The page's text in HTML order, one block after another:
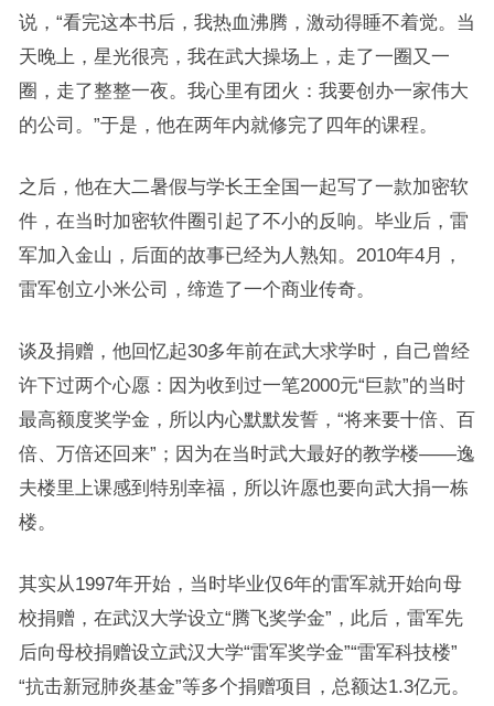
说，“看完这本书后，我热血沸腾，激动得睡不着觉。当
天晚上，星光很亮，我在武大操场上，走了一圈又一
圈，走了整整一夜。我心里有团火：我要创办一家伟大
的公司。”于是，他在两年内就修完了四年的课程。
之后，他在大二暑假与学长王全国一起写了一款加密软
件，在当时加密软件圈引起了不小的反响。毕业后，雷
军加入金山，后面的故事已经为人熟知。2010年4月，
雷军创立小米公司，缔造了一个商业传奇。
谈及捐赠，他回忆起30多年前在武大求学时，自己曾经
许下过两个心愿：因为收到过一笔2000元“巨款”的当时
最高额度奖学金，所以内心默默发誓，“将来要十倍、百
倍、万倍还回来”；因为在当时武大最好的教学楼——逸
夫楼里上课感到特别幸福，所以许愿也要向武大捐一栋
楼。
其实从1997年开始，当时毕业仅6年的雷军就开始向母
校捐赠，在武汉大学设立“腾飞奖学金”，此后，雷军先
后向母校捐赠设立武汉大学“雷军奖学金”“雷军科技楼”
“抗击新冠肺炎基金”等多个捐赠项目，总额达1.3亿元。